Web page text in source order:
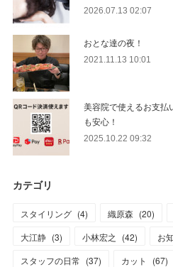
2026.07.13 02:07
おとな達の夜！
2021.11.13 10:01
美容院で使えるお支払
も安心！
2025.10.22 09:32
カテゴリ
スタイリング (4) 織原森 (20)
大江静 (3) 小林宏之 (42) お
スタッフの日常 (37) カット (67)